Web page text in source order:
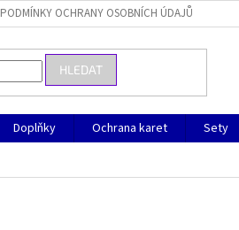
PODMÍNKY OCHRANY OSOBNÍCH ÚDAJŮ
HLEDAT
Doplňky Ochrana karet
Sety